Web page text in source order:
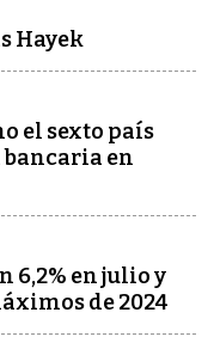
Hayek
el sexto país
en
6,2% en julio y
de 2024